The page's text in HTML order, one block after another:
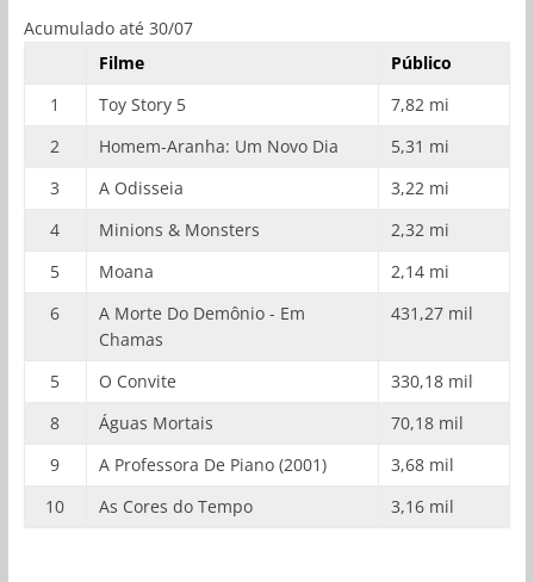
Acumulado até 30/07
Filme
Público
1
Toy Story 5
7,82 mi
2
Homem-Aranha: Um Novo Dia
5,31 mi
3
A Odisseia
3,22 mi
4
Minions & Monsters
2,32 mi
5
Moana
2,14 mi
6
A Morte Do Demônio - Em
Chamas
431,27 mil
5 O Convite
330,18 mil
8
Águas Mortais
70,18 mil
9
A Professora De Piano (2001)
3,68 mil
10
As Cores do Tempo 3,16 mil